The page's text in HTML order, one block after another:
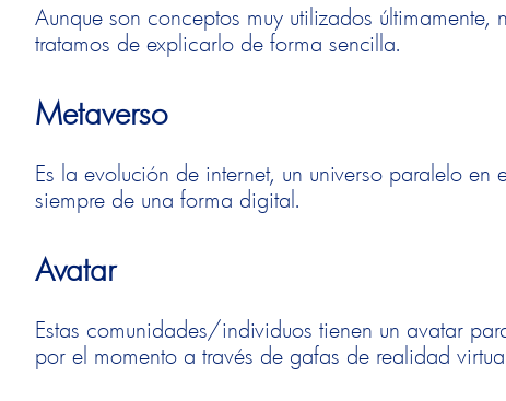
Aunque son conceptos muy utilizados
tratamos de explicarlo de forma sencilla.
Metaverso
Es la evolución de internet, un universo paralelo
siempre de una forma digital.
Avatar
Estas comunidades/individuos tienen un avatar
por el momento a través de gafas de realidad